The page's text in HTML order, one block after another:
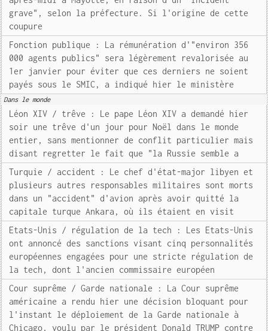
grave", selon la préfecture. Si l'origine de cette
coupure
Fonction publique : La rémunération d'"environ 356
000 agents publics" sera légèrement revalorisée au
1er janvier pour éviter que ces derniers ne soient
payés sous le SMIC, a indiqué hier le ministère
Dans le monde
Léon XIV / trêve : Le pape Léon XIV a demandé hier
soir une trêve d'un jour pour Noël dans le monde
entier, sans mentionner de conflit particulier mais
disant regretter le fait que "la Russie semble a
Turquie / accident : Le chef d'état-major libyen et
plusieurs autres responsables militaires sont morts
dans un "accident" d'avion après avoir quitté la
capitale turque Ankara, où ils étaient en visit
Etats-Unis / régulation de la tech : Les Etats-Unis
ont annoncé des sanctions visant cinq personnalités
européennes engagées pour une stricte régulation de
la tech, dont l'ancien commissaire européen
Cour suprême / Garde nationale : La Cour suprême
américaine a rendu hier une décision bloquant pour
l'instant le déploiement de la Garde nationale à
Chicago, voulu par le président Donald TRUMP contre